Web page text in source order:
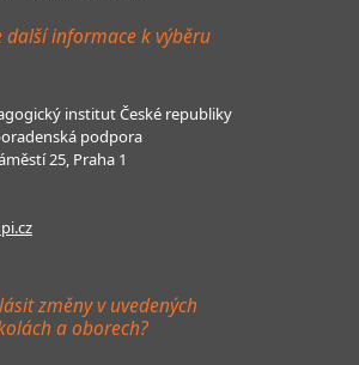
další informace k výběru
institut České republiky
podpora
25, Praha 1
změny v uvedených
a oborech?